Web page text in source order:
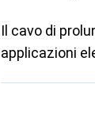
Il cavo di
applicazioni